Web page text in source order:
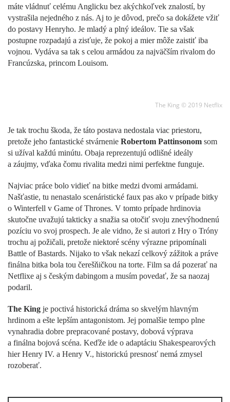
máte vládnuť celému Anglicku bez akýchkoľvek znalostí, by
vystrašila nejedného z nás. Aj to je dôvod, prečo sa dokážete vžiť
do postavy Henryho. Je mladý a plný ideálov. Tie sa však
postupne rozpadajú a zisťuje, že pokoj a mier môže zaistiť iba
vojnou. Vydáva sa tak s celou armádou za najväčším rivalom do
Francúzska, princom Louisom.
The King © 2019 Netflix
Je tak trochu škoda, že táto postava nedostala viac priestoru,
pretože jeho fantastické stvárnenie Robertom Pattinsonom som
si užíval každú minútu. Obaja reprezentujú odlišné ideály
a záujmy, vďaka čomu rivalita medzi nimi perfektne funguje.
Najviac práce bolo vidieť na bitke medzi dvomi armádami.
Našťastie, tu nenastalo scenáristické faux pas ako v prípade bitky
o Winterfell v Game of Thrones. V tomto prípade hrdinovia
skutočne uvažujú takticky a snažia sa otočiť svoju znevýhodnenú
pozíciu vo svoj prospech. Je ale vidno, že si autori z Hry o Tróny
trochu aj požičali, pretože niektoré scény výrazne pripomínali
Battle of Bastards. Nijako to však nekazí celkový zážitok a práve
finálna bitka bola tou čerešňičkou na torte. Film sa dá pozerať na
Netflixe aj s českým dabingom a musím povedať, že sa naozaj
podaril.
The King je poctivá historická dráma so skvelým hlavným
hrdinom a ešte lepším antagonistom. Jej pomalšie tempo plne
vynahradia dobre prepracované postavy, dobová výprava
a finálna bojová scéna. Keďže ide o adaptáciu Shakespearových
hier Henry IV. a Henry V., historickú presnosť nemá zmysel
rozoberať.